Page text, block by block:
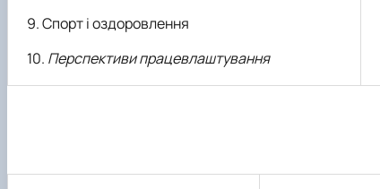
Спорт і оздоровлення
Перспективи працевлаштування